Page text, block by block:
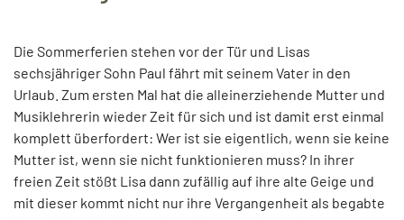
Die Sommerferien stehen vor der Tür und Lisas
sechsjähriger Sohn Paul fährt mit seinem Vater in den
Urlaub. Zum ersten Mal hat die alleinerziehende Mutter und
Musiklehrerin wieder Zeit für sich und ist damit erst einmal
komplett überfordert: Wer ist sie eigentlich, wenn sie keine
Mutter ist, wenn sie nicht funktionieren muss? In ihrer
freien Zeit stößt Lisa dann zufällig auf ihre alte Geige und
mit dieser kommt nicht nur ihre Vergangenheit als begabte